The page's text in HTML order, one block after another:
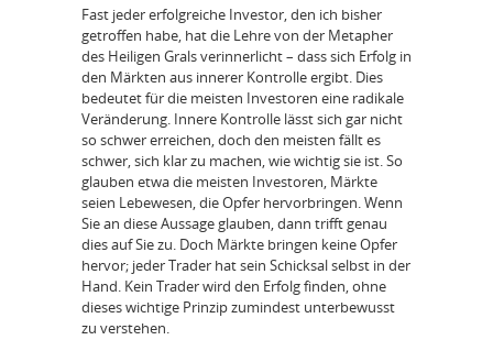
Fast jeder erfolgreiche Investor, den ich bisher
getroffen habe, hat die Lehre von der Metapher
des Heiligen Grals verinnerlicht – dass sich Erfolg in
den Märkten aus innerer Kontrolle ergibt. Dies
bedeutet für die meisten Investoren eine radikale
Veränderung. Innere Kontrolle lässt sich gar nicht
so schwer erreichen, doch den meisten fällt es
schwer, sich klar zu machen, wie wichtig sie ist. So
glauben etwa die meisten Investoren, Märkte
seien Lebewesen, die Opfer hervorbringen. Wenn
Sie an diese Aussage glauben, dann trifft genau
dies auf Sie zu. Doch Märkte bringen keine Opfer
hervor; jeder Trader hat sein Schicksal selbst in der
Hand. Kein Trader wird den Erfolg finden, ohne
dieses wichtige Prinzip zumindest unterbewusst
zu verstehen.